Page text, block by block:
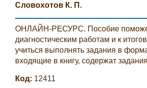
Словохотов К. П.
ОНЛАЙН-РЕСУРС. Пособие поможет
диагностическим работам и к
учиться выполнять задания в
входящие в книгу, содержат
Код: 12411